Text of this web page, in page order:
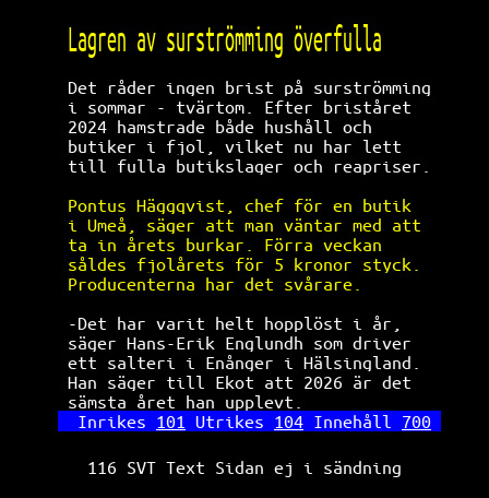
Lagren av surströmming överfulla
Det råder ingen brist på surströmming
i sommar - tvärtom. Efter briståret
2024 hamstrade både hushåll och
butiker i fjol, vilket nu har lett
till fulla butikslager och reapriser.
Pontus Häggqvist, chef för en butik
i Umeå, säger att man väntar med att
ta in årets burkar. Förra veckan
såldes fjolårets för 5 kronor styck.
Producenterna har det svårare.
-Det har varit helt hopplöst i år,
säger Hans-Erik Englundh som driver
ett salteri i Enånger i Hälsingland.
Han säger till Ekot att 2026 är det
sämsta året han upplevt.
Inrikes 101 Utrikes 104 Innehåll 700
116 SVT Text Sidan ej i sändning